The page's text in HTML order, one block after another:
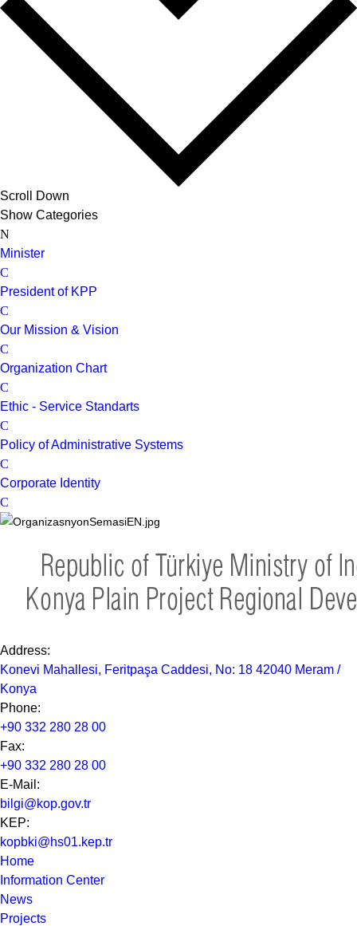
Scroll Down
Show Categories
Minister
President of KPP
Our Mission & Vision
Organization Chart
Ethic - Service Standarts
Policy of Administrative Systems
Corporate Identity
Address:
Konevi Mahallesi, Feritpaşa Caddesi, No: 18 42040 Meram /
Konya
Phone:
+90 332 280 28 00
Fax:
+90 332 280 28 00
E-Mail:
bilgi@kop.gov.tr
KEP:
kopbki@hs01.kep.tr
Home
Information Center
News
Projects